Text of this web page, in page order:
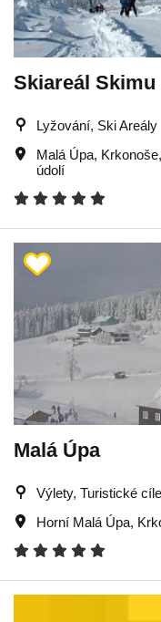
Skiareál Skimu
Lyžování, Ski Areály
Malá Úpa, Krkonoše,
údolí
Malá Úpa
Výlety, Turistické cíle
Horní Malá Úpa,